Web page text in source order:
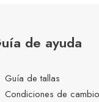
de ayuda
Guía de tallas
Condiciones de